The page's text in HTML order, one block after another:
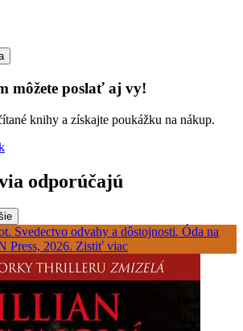
môžete poslať aj vy!
knihy a získajte poukážku na nákup.
odporúčajú